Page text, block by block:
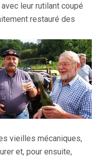
avec leur rutilant coupé
restauré des
vieilles mécaniques,
et, pour ensuite,